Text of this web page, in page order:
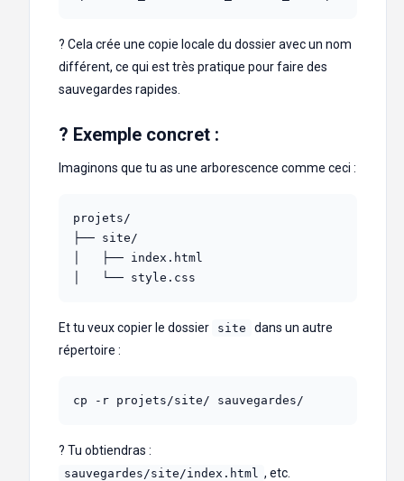
? Cela crée une copie locale du dossier avec un nom
différent, ce qui est très pratique pour faire des
sauvegardes rapides.
? Exemple concret :
Imaginons que tu as une arborescence comme ceci :
projets/
├── site/
│   ├── index.html
│   └── style.css
Et tu veux copier le dossier site
dans un autre
répertoire :
cp -r projets/site/ sauvegardes/
? Tu obtiendras :
sauvegardes/site/index.html , etc.